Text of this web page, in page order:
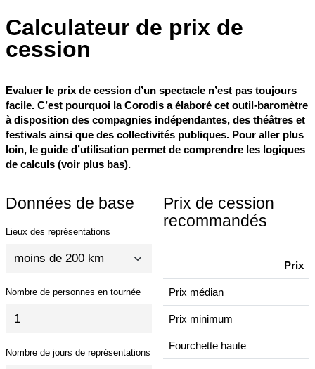
Calculateur de prix de
cession
Evaluer le prix de cession d’un spectacle n’est pas toujours
facile. C’est pourquoi la Corodis a élaboré cet outil-baromètre
à disposition des compagnies indépendantes, des théâtres et
festivals ainsi que des collectivités publiques. Pour aller plus
loin, le guide d’utilisation permet de comprendre les logiques
de calculs (voir plus bas).
Données de base
Lieux des représentations
Nombre de personnes en tournée
Nombre de jours de représentations
Prix de cession
recommandés
Prix
Prix médian
Prix minimum
Fourchette haute